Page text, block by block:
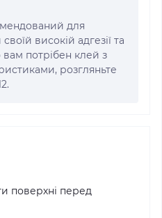
для
високій адгезії та
вам потрібен клей з
розгляньте
поверхні перед